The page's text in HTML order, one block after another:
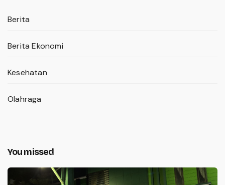
Berita
Berita Ekonomi
Kesehatan
Olahraga
You missed